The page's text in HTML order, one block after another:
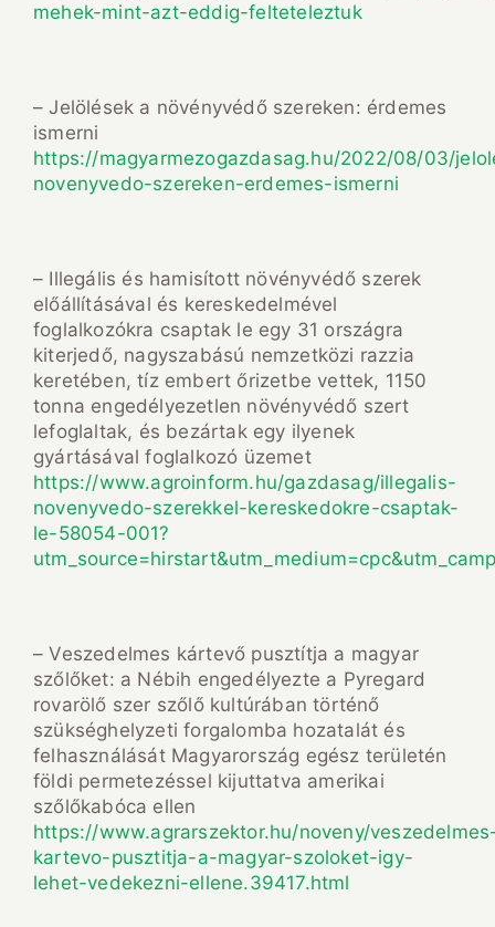
mehek-mint-azt-eddig-felteteleztuk
– Jelölések a növényvédő szereken: érdemes
ismerni
https://magyarmezogazdasag.hu/2022/08/03/
novenyvedo-szereken-erdemes-ismerni
– Illegális és hamisított növényvédő szerek
előállításával és kereskedelmével
foglalkozókra csaptak le egy 31 országra
kiterjedő, nagyszabású nemzetközi razzia
keretében, tíz embert őrizetbe vettek, 1150
tonna engedélyezetlen növényvédő szert
lefoglaltak, és bezártak egy ilyenek
gyártásával foglalkozó üzemet
https://www.agroinform.hu/gazdasag/illegalis-
novenyvedo-szerekkel-kereskedokre-csaptak-
le-58054-001?
– Veszedelmes kártevő pusztítja a magyar
szőlőket: a Nébih engedélyezte a Pyregard
rovarölő szer szőlő kultúrában történő
szükséghelyzeti forgalomba hozatalát és
felhasználását Magyarország egész területén
földi permetezéssel kijuttatva amerikai
szőlőkabóca ellen
https://www.agrarszektor.hu/noveny/
kartevo-pusztitja-a-magyar-szoloket-igy-
lehet-vedekezni-ellene.39417.html